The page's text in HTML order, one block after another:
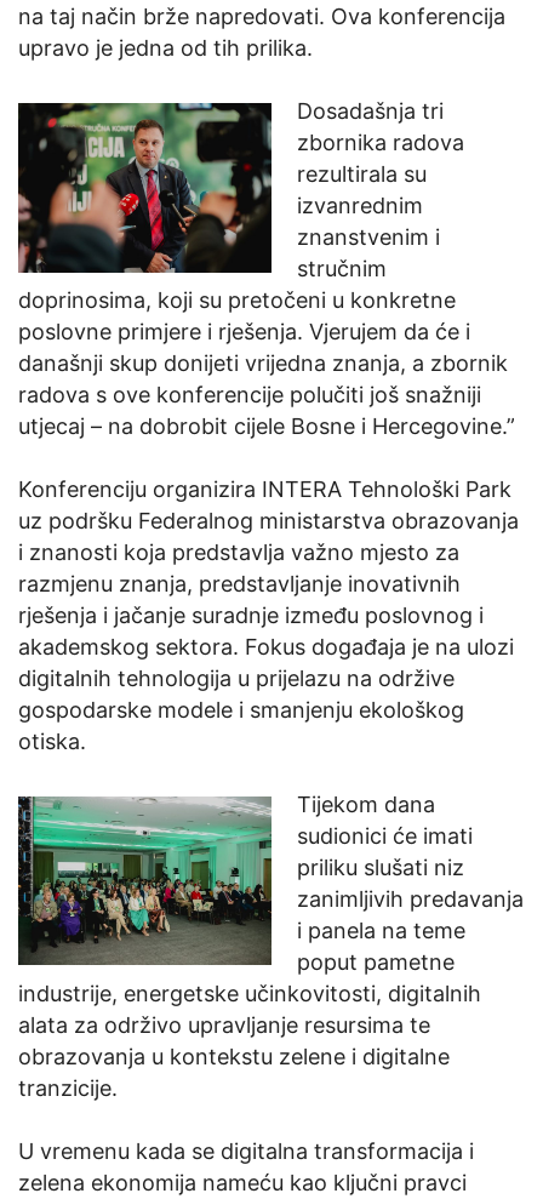
na taj način brže napredovati. Ova konferencija
upravo je jedna od tih prilika.
Dosadašnja tri
zbornika radova
rezultirala su
izvanrednim
znanstvenim i
stručnim
doprinosima, koji su pretočeni u konkretne
poslovne primjere i rješenja. Vjerujem da će i
današnji skup donijeti vrijedna znanja, a zbornik
radova s ove konferencije polučiti još snažniji
utjecaj – na dobrobit cijele Bosne i Hercegovine.”
Konferenciju organizira INTERA Tehnološki Park
uz podršku Federalnog ministarstva obrazovanja
i znanosti koja predstavlja važno mjesto za
razmjenu znanja, predstavljanje inovativnih
rješenja i jačanje suradnje između poslovnog i
akademskog sektora. Fokus događaja je na ulozi
digitalnih tehnologija u prijelazu na održive
gospodarske modele i smanjenju ekološkog
otiska.
Tijekom dana
sudionici će imati
priliku slušati niz
zanimljivih predavanja
i panela na teme
poput pametne
industrije, energetske učinkovitosti, digitalnih
alata za održivo upravljanje resursima te
obrazovanja u kontekstu zelene i digitalne
tranzicije.
U vremenu kada se digitalna transformacija i
zelena ekonomija nameću kao ključni pravci